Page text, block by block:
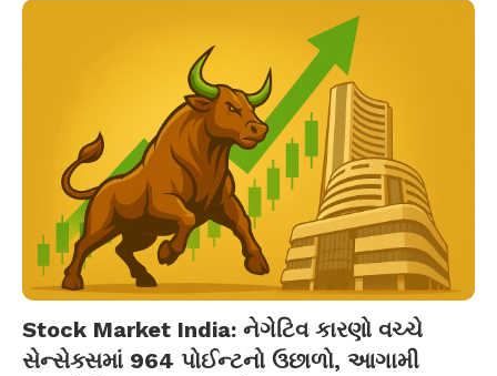
Stock Market India: નેગેટિવ કારણો વચ્ચે
સેન્સેક્સમાં 964 પોઈન્ટનો ઉછાળો, આગામી